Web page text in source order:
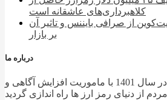
کلاهبرداری‌های عاشقانه است
دلار بیت‌کوین از صرافی بایننس و تاثیر آن
بر بازار
درباره ما
سایت رمزنگار 24 در سال 1401 با ماموریت افزایش آگاهی و